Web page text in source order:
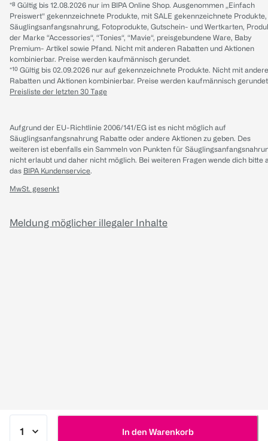
In den Warenkorb
*⁸ Gültig bis 12.08.2026 nur im BIPA Online Shop. Ausgenommen „Einfach
Preiswert“ gekennzeichnete Produkte, mit SALE gekennzeichnete Produkte,
Säuglingsanfangsnahrung, Fotoprodukte, Gutschein- und Wertkarten,
der Marke “Accessories“, “Tonies“, “Mavie“, preisgebundene Ware, Baby
Premium- Artikel sowie Pfand. Nicht mit anderen Rabatten und Aktionen
kombinierbar. Preise werden kaufmännisch gerundet.
*¹⁰ Gültig bis 02.09.2026 nur auf gekennzeichnete Produkte. Nicht mit
Rabatten und Aktionen kombinierbar. Preise werden kaufmännisch
Preisliste der letzten 30 Tage
Aufgrund der EU-Richtlinie 2006/141/EG ist es nicht möglich auf
Säuglingsanfangsnahrung Rabatte oder andere Aktionen zu geben. Des
weiteren ist ebenfalls ein Sammeln von Punkten für
nicht erlaubt und daher nicht möglich. Bei weiteren Fragen wende dich bitte
das BIPA Kundenservice.
MwSt. gesenkt
Meldung möglicher illegaler Inhalte